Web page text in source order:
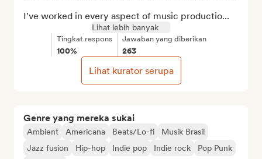
Genre yang mereka sukai
Ambient Americana Beats/Lo-fi
Musik Brasil
Jazz fusion
Hip-hop Indie pop Indie rock
Pop Punk
I've worked in every aspect of music productio...
Lihat lebih banyak
Tingkat respons
100%
Jawaban yang diberikan
263
Lihat kurator serupa